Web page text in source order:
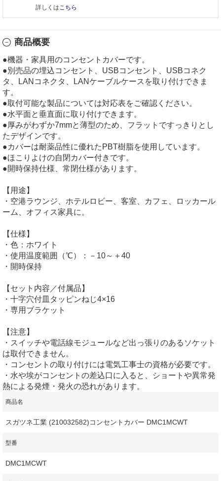
詳しくは こちら
商品概要
●機器・家具用のコンセントカバーです。
●別売品の埋込コンセント、USBコンセント、USBコネク
タ、LANコネクタ、LANケーブルケースを取り付けできま
す。
●取付可能な製品については対応表をご確認ください。
●水平面と垂直面に取り付けできます。
●厚みがわずか7mmと薄型のため、フラットですっきりとし
たデザインです。
●カバーは耐薬品性に優れたPBT樹脂を使用しています。
●ほこりよけの自閉カバー付きです。
●開時保持仕様、常閉仕様があります。
【用途】
・空港ラウンジ、ホテルロビー、客室、カフェ、ロッカール
ーム、オフィス家具に。
【仕様】
・色：ホワイト
・使用温度範囲（℃）：－10～＋40
・開時保持
【セット内容／付属品】
・十字穴付皿タッピンねじ4×16
・専用ブラケット
【注意】
・スイッチや電話線モジュールなど出っ張りのあるソケット
は取付できません。
・コンセントの取り付けには電気工事士の資格が必要です。
・水や埃がコンセントの差込口に入ると、ショートや異常発
熱による発煙・発火の恐れがあります。
商品名
スガツネ工業 (210032582)コンセントカバー DMC1MCWT
型番
DMC1MCWT